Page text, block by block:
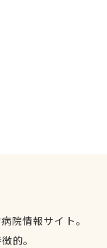
院情報サイト。
的。